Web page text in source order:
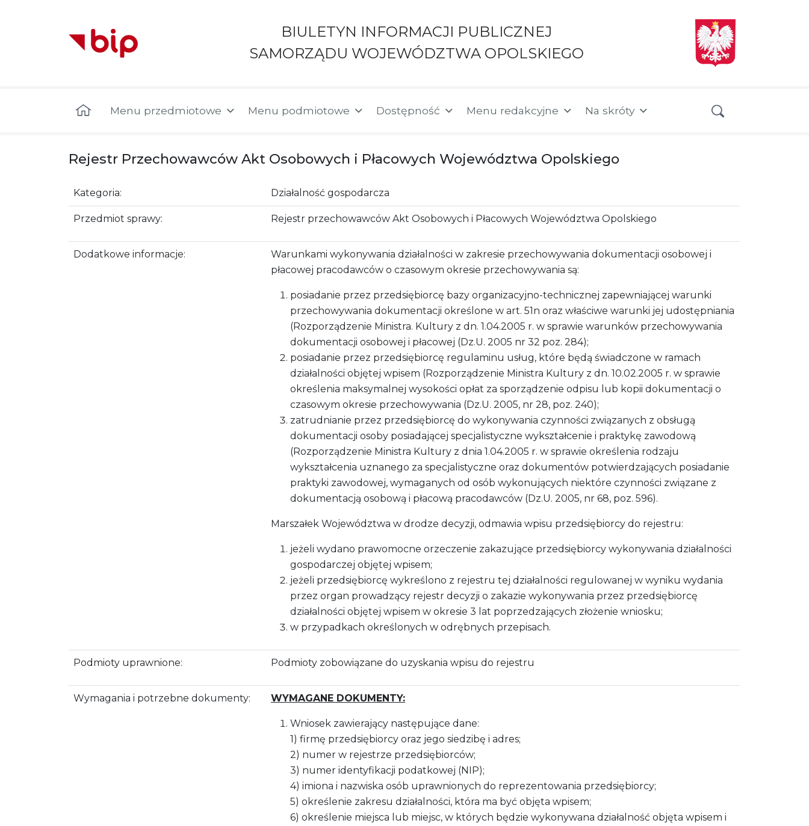
BIULETYN INFORMACJI PUBLICZNEJ
SAMORZĄDU WOJEWÓDZTWA OPOLSKIEGO
Menu przedmiotowe Menu podmiotowe Dostępność Menu redakcyjne Na skróty
Rejestr Przechowawców Akt Osobowych i Płacowych Województwa Opolskiego
Kategoria: Działalność gospodarcza
Przedmiot sprawy: Rejestr przechowawców Akt Osobowych i Płacowych Województwa Opolskiego
Dodatkowe informacje:
Warunkami wykonywania działalności w zakresie przechowywania dokumentacji osobowej i
płacowej pracodawców o czasowym okresie przechowywania są:
posiadanie przez przedsiębiorcę bazy organizacyjno-technicznej zapewniającej warunki
przechowywania dokumentacji określone w art. 51n oraz właściwe warunki jej udostępniania
(Rozporządzenie Ministra. Kultury z dn. 1.04.2005 r. w sprawie warunków przechowywania
dokumentacji osobowej i płacowej (Dz.U. 2005 nr 32 poz. 284);
posiadanie przez przedsiębiorcę regulaminu usług, które będą świadczone w ramach
działalności objętej wpisem (Rozporządzenie Ministra Kultury z dn. 10.02.2005 r. w sprawie
określenia maksymalnej wysokości opłat za sporządzenie odpisu lub kopii dokumentacji o
czasowym okresie przechowywania (Dz.U. 2005, nr 28, poz. 240);
zatrudnianie przez przedsiębiorcę do wykonywania czynności związanych z obsługą
dokumentacji osoby posiadającej specjalistyczne wykształcenie i praktykę zawodową
(Rozporządzenie Ministra Kultury z dnia 1.04.2005 r. w sprawie określenia rodzaju
wykształcenia uznanego za specjalistyczne oraz dokumentów potwierdzających posiadanie
praktyki zawodowej, wymaganych od osób wykonujących niektóre czynności związane z
dokumentacją osobową i płacową pracodawców (Dz.U. 2005, nr 68, poz. 596).
Marszałek Województwa w drodze decyzji, odmawia wpisu przedsiębiorcy do rejestru:
jeżeli wydano prawomocne orzeczenie zakazujące przedsiębiorcy wykonywania działalności
gospodarczej objętej wpisem;
jeżeli przedsiębiorcę wykreślono z rejestru tej działalności regulowanej w wyniku wydania
przez organ prowadzący rejestr decyzji o zakazie wykonywania przez przedsiębiorcę
działalności objętej wpisem w okresie 3 lat poprzedzających złożenie wniosku;
w przypadkach określonych w odrębnych przepisach.
Podmioty uprawnione: Podmioty zobowiązane do uzyskania wpisu do rejestru
Wymagania i potrzebne dokumenty: WYMAGANE DOKUMENTY:
Wniosek zawierający następujące dane:
1) firmę przedsiębiorcy oraz jego siedzibę i adres;
2) numer w rejestrze przedsiębiorców;
3) numer identyfikacji podatkowej (NIP);
4) imiona i nazwiska osób uprawnionych do reprezentowania przedsiębiorcy;
5) określenie zakresu działalności, która ma być objęta wpisem;
6) określenie miejsca lub miejsc, w których będzie wykonywana działalność objęta wpisem i